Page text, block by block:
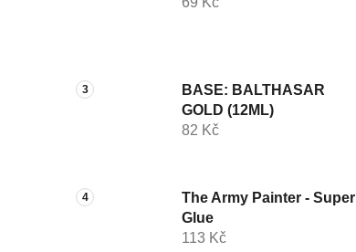
n
e
BASE: BALTHASAR
GOLD (12ML)
82 Kč
The Army Painter - Super
Glue
113 Kč